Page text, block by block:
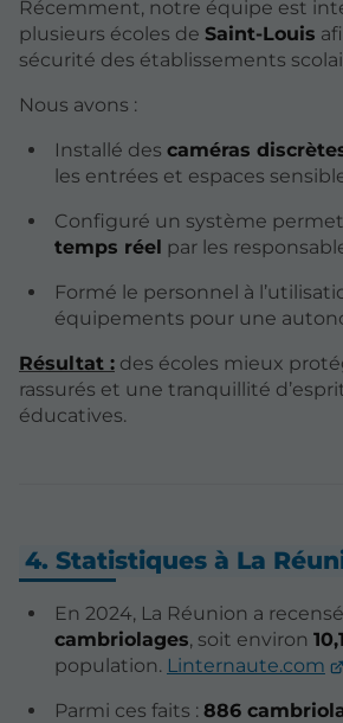
Récemment, notre équipe est
plusieurs écoles de Saint-Louis
sécurité des établissements
Nous avons :
Installé des caméras
les entrées et espaces
Configuré un système
temps réel par les
Formé le personnel à
équipements pour une
Résultat : des écoles mieux
rassurés et une tranquillité
éducatives.
4. Statistiques à La
En 2024, La Réunion a recensé
cambriolages, soit environ
population. Linternaute.com
Parmi ces faits : 886